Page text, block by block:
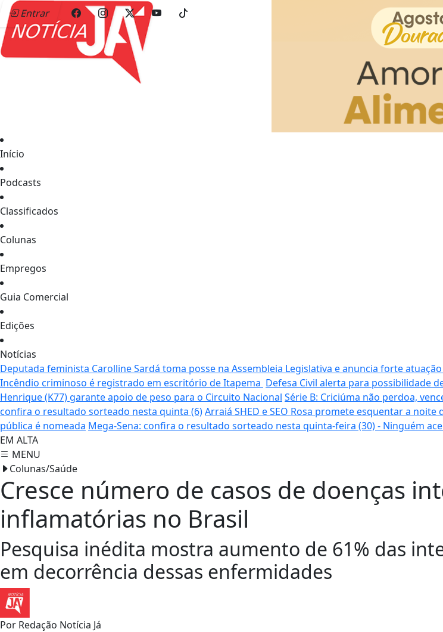
Entrar
Início
Podcasts
Classificados
Colunas
Empregos
Guia Comercial
Edições
Notícias
Deputada feminista Carolline Sardá toma posse na Assembleia Legislativa e anuncia forte
Incêndio criminoso é registrado em escritório de Itapema Defesa Civil alerta para possibilidade
Henrique (K77) garante apoio de peso para o Circuito Nacional Série B: Criciúma não perdoa,
confira o resultado sorteado nesta quinta (6)Arraiá SHED e SEO Rosa promete esquentar a
pública é nomeada Mega-Sena: confira o resultado sorteado nesta quinta-feira (30) - Ninguém
EM ALTA
MENU
Colunas/Saúde
Cresce número de casos de doenças
inflamatórias no Brasil
Pesquisa inédita mostra aumento de 61% das
em decorrência dessas enfermidades
Por Redação Notícia Já